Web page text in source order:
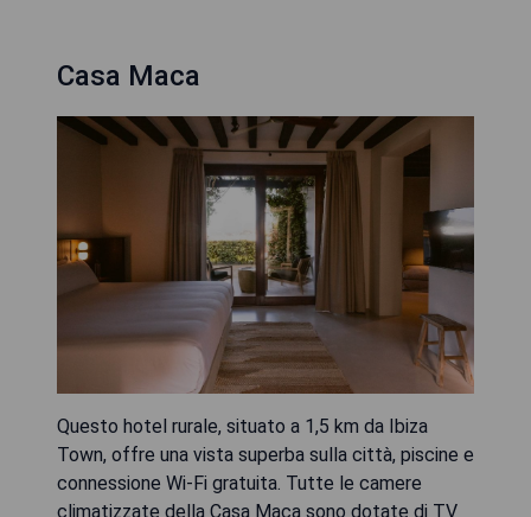
Casa Maca
Questo hotel rurale, situato a 1,5 km da Ibiza
Town, offre una vista superba sulla città, piscine e
connessione Wi-Fi gratuita. Tutte le camere
climatizzate della Casa Maca sono dotate di TV